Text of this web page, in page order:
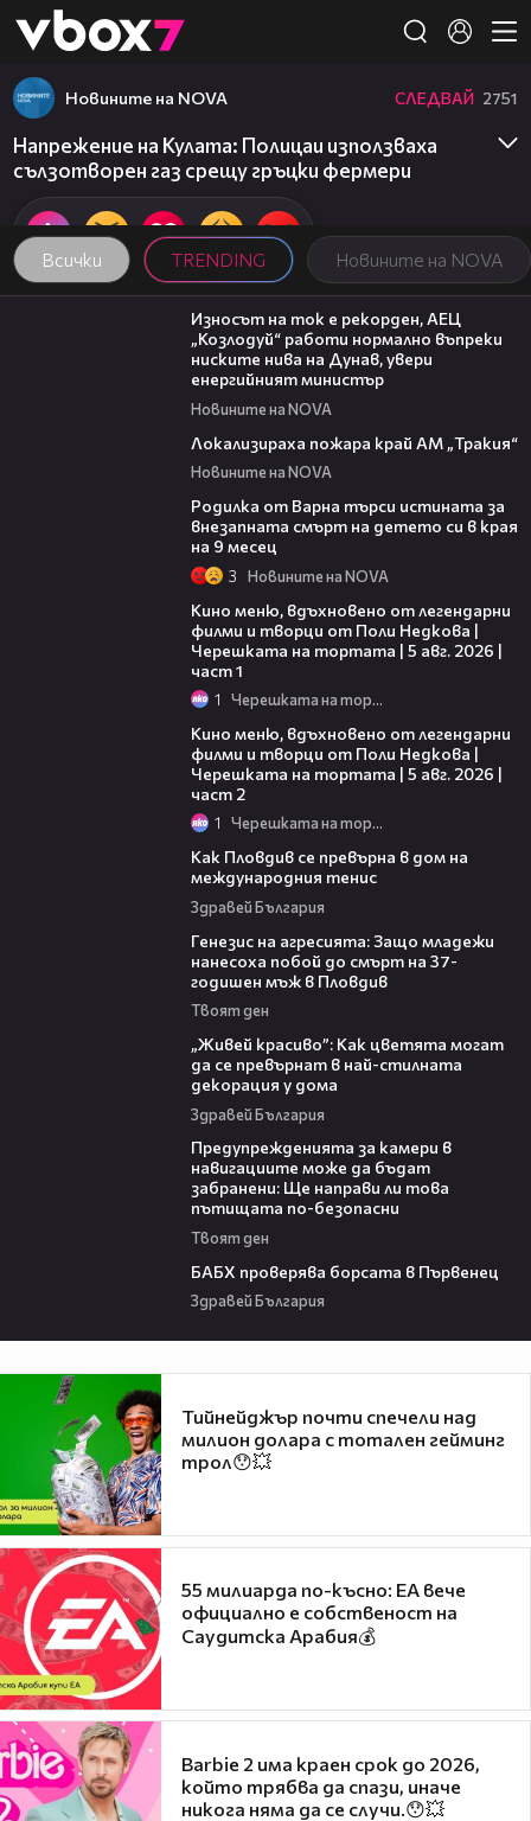
👾
Всички TRENDING Новините на NOVA
Новините на NOVA СЛЕДВАЙ 2751
Напрежение на Кулата: Полицаи използваха
сълзотворен газ срещу гръцки фермери
00:59
Износът на ток е рекорден, АЕЦ
„Козлодуй“ работи нормално въпреки
ниските нива на Дунав, увери
енергийният министър
Новините на NOVA
Локализираха пожара край АМ „Тракия“
Новините на NOVA
Родилка от Варна търси истината за
внезапната смърт на детето си в края
на 9 месец
3 Новините на NOVA
Кино меню, вдъхновено от легендарни
филми и творци от Поли Недкова |
Черешката на тортата | 5 авг. 2026 |
част 1
1 Черешката на тортата
Кино меню, вдъхновено от легендарни
филми и творци от Поли Недкова |
Черешката на тортата | 5 авг. 2026 |
част 2
1 Черешката на тортата
Как Пловдив се превърна в дом на
международния тенис
Здравей България
Генезис на агресията: Защо младежи
нанесоха побой до смърт на 37-
годишен мъж в Пловдив
Твоят ден
„Живей красиво”: Как цветята могат
да се превърнат в най-стилната
декорация у дома
Здравей България
Предупрежденията за камери в
навигациите може да бъдат
забранени: Ще направи ли това
пътищата по-безопасни
Твоят ден
БАБХ проверява борсата в Първенец
Здравей България
Тийнейджър почти спечели над
милион долара с тотален гейминг
трол😯💥
55 милиарда по-късно: EA вече
официално е собственост на
Саудитска Арабия💰
Barbie 2 има краен срок до 2026,
който трябва да спази, иначе
никога няма да се случи.😯💥